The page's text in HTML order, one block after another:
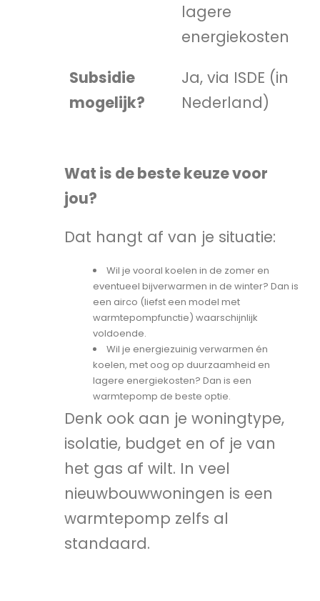
lagere
energiekosten
Subsidie
mogelijk?
Ja, via ISDE (in
Nederland)
Wat is de beste keuze voor
jou?
Dat hangt af van je situatie:
Wil je vooral koelen in de zomer en
eventueel bijverwarmen in de winter? Dan is
een airco (liefst een model met
warmtepompfunctie) waarschijnlijk
voldoende.
Wil je energiezuinig verwarmen én
koelen, met oog op duurzaamheid en
lagere energiekosten? Dan is een
warmtepomp de beste optie.
Denk ook aan je woningtype,
isolatie, budget en of je van
het gas af wilt. In veel
nieuwbouwwoningen is een
warmtepomp zelfs al
standaard.